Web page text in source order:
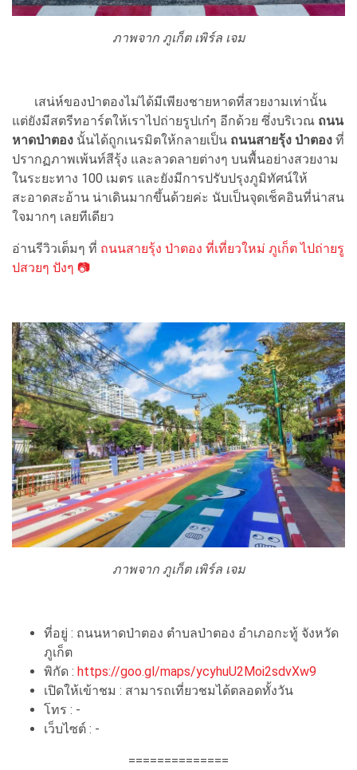
ภาพจาก ภูเก็ต เพิร์ล เจม
เสน่ห์ของป่าตองไม่ได้มีเพียงชายหาดที่สวยงามเท่านั้น
แต่ยังมีสตรีทอาร์ตให้เราไปถ่ายรูปเก๋ๆ อีกด้วย ซึ่งบริเวณ ถนน
หาดป่าตอง นั้นได้ถูกเนรมิตให้กลายเป็น ถนนสายรุ้ง ป่าตอง ที่
ปรากฏภาพเพ้นท์สีรุ้ง และลวดลายต่างๆ บนพื้นอย่างสวยงาม
ในระยะทาง 100 เมตร และยังมีการปรับปรุงภูมิทัศน์ให้
สะอาดสะอ้าน น่าเดินมากขึ้นด้วยค่ะ นับเป็นจุดเช็คอินที่น่าสน
ใจมากๆ เลยทีเดียว
อ่านรีวิวเต็มๆ ที่ ถนนสายรุ้ง ป่าตอง ที่เที่ยวใหม่ ภูเก็ต ไปถ่ายรู
ปสวยๆ ปังๆ 📷
ภาพจาก ภูเก็ต เพิร์ล เจม
ที่อยู่ : ถนนหาดป่าตอง ตำบลป่าตอง อำเภอกะทู้ จังหวัด
ภูเก็ต
พิกัด : https://goo.gl/maps/ycyhuU2Moi2sdvXw9
เปิดให้เข้าชม : สามารถเที่ยวชมได้ตลอดทั้งวัน
โทร : -
เว็บไซต์ : -
==============